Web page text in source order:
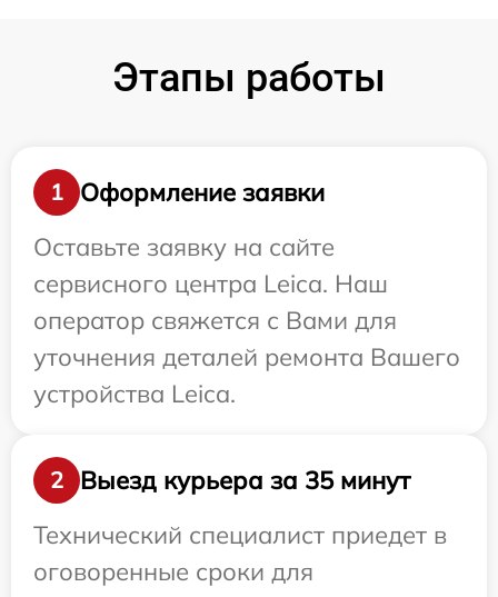
Этапы работы
1
Оформление заявки
Оставьте заявку на сайте
сервисного центра Leica. Наш
оператор свяжется с Вами для
уточнения деталей ремонта Вашего
устройства Leica.
2
Выезд курьера за 35 минут
Технический специалист приедет в
оговоренные сроки для